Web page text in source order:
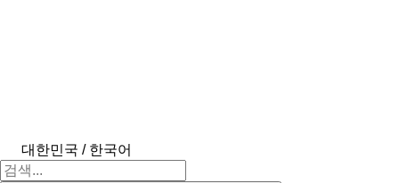
대한민국 / 한국어